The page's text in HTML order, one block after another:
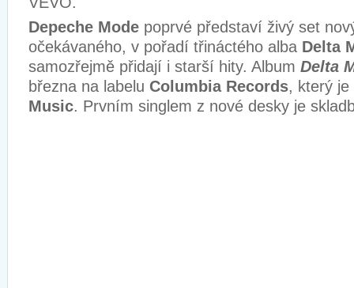
Depeche Mode poprvé představí živý set
očekávaného, v pořadí třináctého alba Delta
samozřejmě přidají i starší hity. Album Delta
března na labelu Columbia Records, který
Music. Prvním singlem z nové desky je